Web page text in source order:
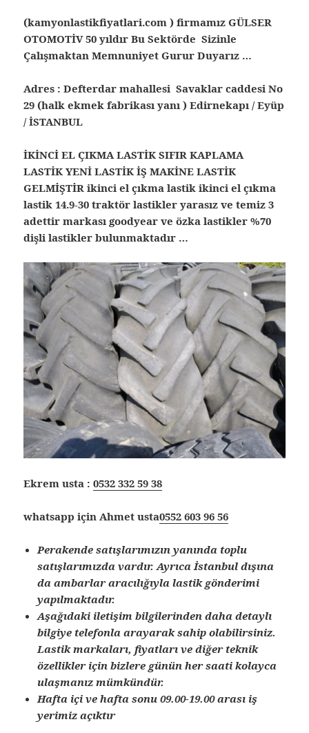
(kamyonlastikfiyatlari.com ) firmamız GÜLSER
OTOMOTİV 50 yıldır Bu Sektörde Sizinle
Çalışmaktan Memnuniyet Gurur Duyarız …
Adres : Defterdar mahallesi Savaklar caddesi No
29 (halk ekmek fabrikası yanı ) Edirnekapı / Eyüp
/ İSTANBUL
İKİNCİ EL ÇIKMA LASTİK SIFIR KAPLAMA
LASTİK YENİ LASTİK İŞ MAKİNE LASTİK
GELMİŞTİR ikinci el çıkma lastik ikinci el çıkma
lastik 14.9-30 traktör lastikler yarasız ve temiz 3
adettir markası goodyear ve özka lastikler %70
dişli lastikler bulunmaktadır …
Ekrem usta :0532 332 59 38
whatsapp için Ahmet usta0552 603 96 56
Perakende satışlarımızın yanında toplu
satışlarımızda vardır. Ayrıca İstanbul dışına
da ambarlar aracılığıyla lastik gönderimi
yapılmaktadır.
Aşağıdaki iletişim bilgilerinden daha detaylı
bilgiye telefonla arayarak sahip olabilirsiniz.
Lastik markaları, fiyatları ve diğer teknik
özellikler için bizlere günün her saati kolayca
ulaşmanız mümkündür.
Hafta içi ve hafta sonu 09.00-19.00 arası iş
yerimiz açıktır